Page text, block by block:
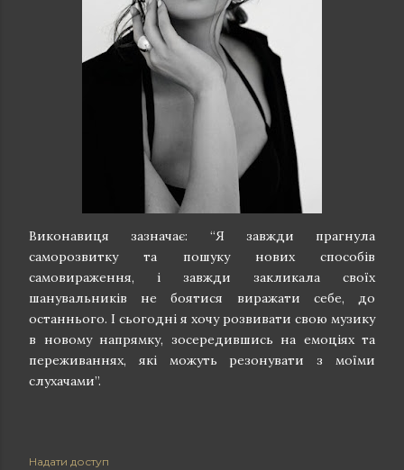
Виконавиця зазначає: “Я завжди прагнула
саморозвитку та пошуку нових способів
самовираження, і завжди закликала своїх
шанувальників не боятися виражати себе, до
останнього. І сьогодні я хочу розвивати свою музику
в новому напрямку, зосередившись на емоціях та
переживаннях, які можуть резонувати з моїми
слухачами”.
Надати доступ